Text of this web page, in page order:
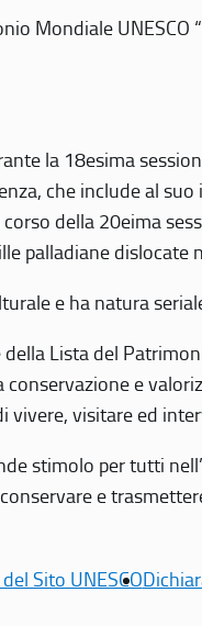
Mondiale UNESCO
la 18esima
che include al
della 20eima
palladiane dislocate
e ha natura
della Lista del
e
vivere, visitare ed
stimolo per tutti
e
Sito UNESCO